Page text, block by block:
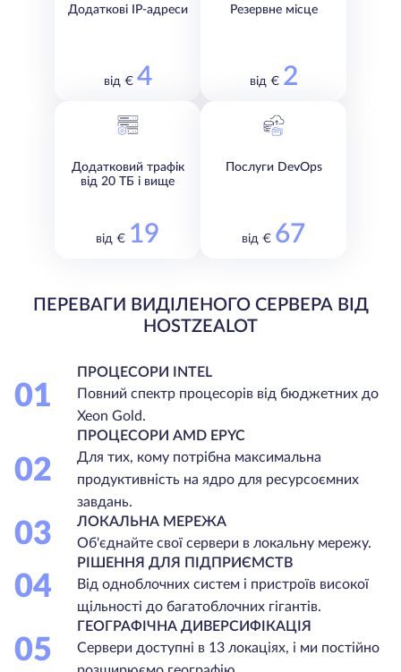
Додаткові IP-адреси
від € 4
Резервне місце
від € 2
Додатковий трафік
від 20 ТБ і вище
від € 19
Послуги DevOps
від € 67
ПЕРЕВАГИ ВИДІЛЕНОГО СЕРВЕРА ВІД
HOSTZEALOT
01
ПРОЦЕСОРИ INTEL
Повний спектр процесорів від бюджетних до
Xeon Gold.
02
ПРОЦЕСОРИ AMD EPYC
Для тих, кому потрібна максимальна
продуктивність на ядро для ресурсоємних
завдань.
03
ЛОКАЛЬНА МЕРЕЖА
Об'єднайте свої сервери в локальну мережу.
04
РІШЕННЯ ДЛЯ ПІДПРИЄМСТВ
Від одноблочних систем і пристроїв високої
щільності до багатоблочних гігантів.
05
ГЕОГРАФІЧНА ДИВЕРСИФІКАЦІЯ
Сервери доступні в 13 локаціях, і ми постійно